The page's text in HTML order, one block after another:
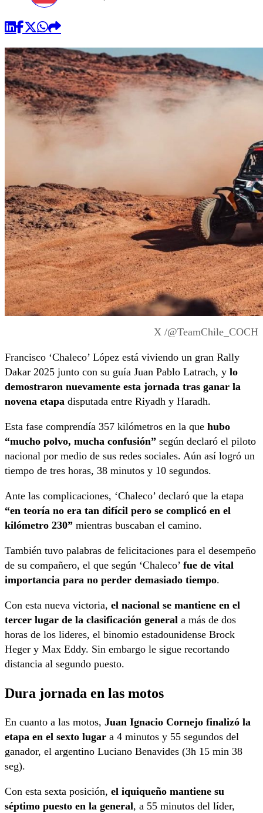
X /@TeamChile_COCH
Francisco ‘Chaleco’ López está viviendo un gran Rally
Dakar 2025 junto con su guía Juan Pablo Latrach, y lo
demostraron nuevamente esta jornada tras ganar la
novena etapa disputada entre Riyadh y Haradh.
Esta fase comprendía 357 kilómetros en la que hubo
“mucho polvo, mucha confusión” según declaró el piloto
nacional por medio de sus redes sociales. Aún así logró un
tiempo de tres horas, 38 minutos y 10 segundos.
Ante las complicaciones, ‘Chaleco’ declaró que la etapa
“en teoría no era tan difícil pero se complicó en el
kilómetro 230” mientras buscaban el camino.
También tuvo palabras de felicitaciones para el desempeño
de su compañero, el que según ‘Chaleco’ fue de vital
importancia para no perder demasiado tiempo.
Con esta nueva victoria, el nacional se mantiene en el
tercer lugar de la clasificación general a más de dos
horas de los lideres, el binomio estadounidense Brock
Heger y Max Eddy. Sin embargo le sigue recortando
distancia al segundo puesto.
Dura jornada en las motos
En cuanto a las motos, Juan Ignacio Cornejo finalizó la
etapa en el sexto lugar a 4 minutos y 55 segundos del
ganador, el argentino Luciano Benavides (3h 15 min 38
seg).
Con esta sexta posición, el iquiqueño mantiene su
séptimo puesto en la general, a 55 minutos del líder,